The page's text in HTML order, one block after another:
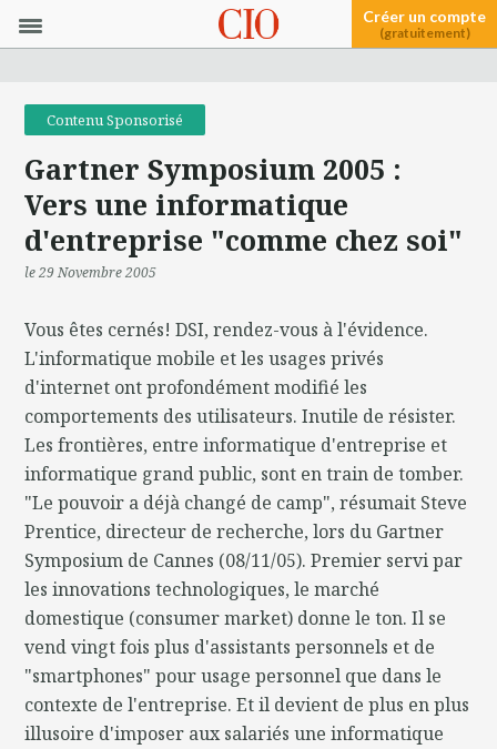
Créer un compte
(gratuitement)
Contenu Sponsorisé
Gartner Symposium 2005 :
Vers une informatique
d'entreprise "comme chez soi"
le 29 Novembre 2005
Vous êtes cernés! DSI, rendez-vous à l'évidence.
L'informatique mobile et les usages privés
d'internet ont profondément modifié les
comportements des utilisateurs. Inutile de résister.
Les frontières, entre informatique d'entreprise et
informatique grand public, sont en train de tomber.
"Le pouvoir a déjà changé de camp", résumait Steve
Prentice, directeur de recherche, lors du Gartner
Symposium de Cannes (08/11/05). Premier servi par
les innovations technologiques, le marché
domestique (consumer market) donne le ton. Il se
vend vingt fois plus d'assistants personnels et de
"smartphones" pour usage personnel que dans le
contexte de l'entreprise. Et il devient de plus en plus
illusoire d'imposer aux salariés une informatique